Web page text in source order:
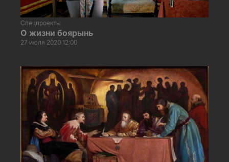
Спецпроекты
О жизни боярынь
27 июля 2020 12:00